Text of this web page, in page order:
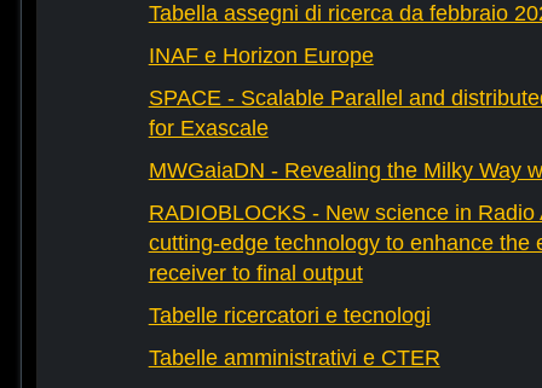
Tabella assegni di ricerca da febbraio
INAF e Horizon Europe
SPACE - Scalable Parallel and
for Exascale
MWGaiaDN - Revealing the Milky Way
RADIOBLOCKS - New science in
cutting-edge technology to enhance the
receiver to final output
Tabelle ricercatori e tecnologi
Tabelle amministrativi e CTER